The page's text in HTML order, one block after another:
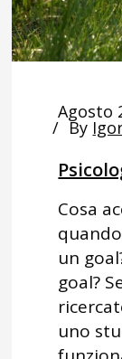
Agosto
By
Cosa
un
goal?
uno